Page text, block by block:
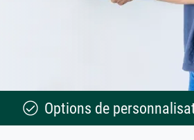
Options de